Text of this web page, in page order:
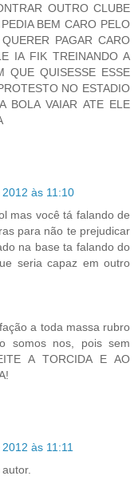
OUTRO CLUBE
BEM CARO PELO
PAGAR CARO
IA FIK TREINANDO A
QUE QUISESSE ESSE
NO ESTADIO
BOLA VAIAR ATE ELE
às 11:10
mas você tá falando de
para não te prejudicar
na base ta falando do
seria capaz em outro
a toda massa rubro
somos nos, pois sem
A TORCIDA E AO
às 11:11